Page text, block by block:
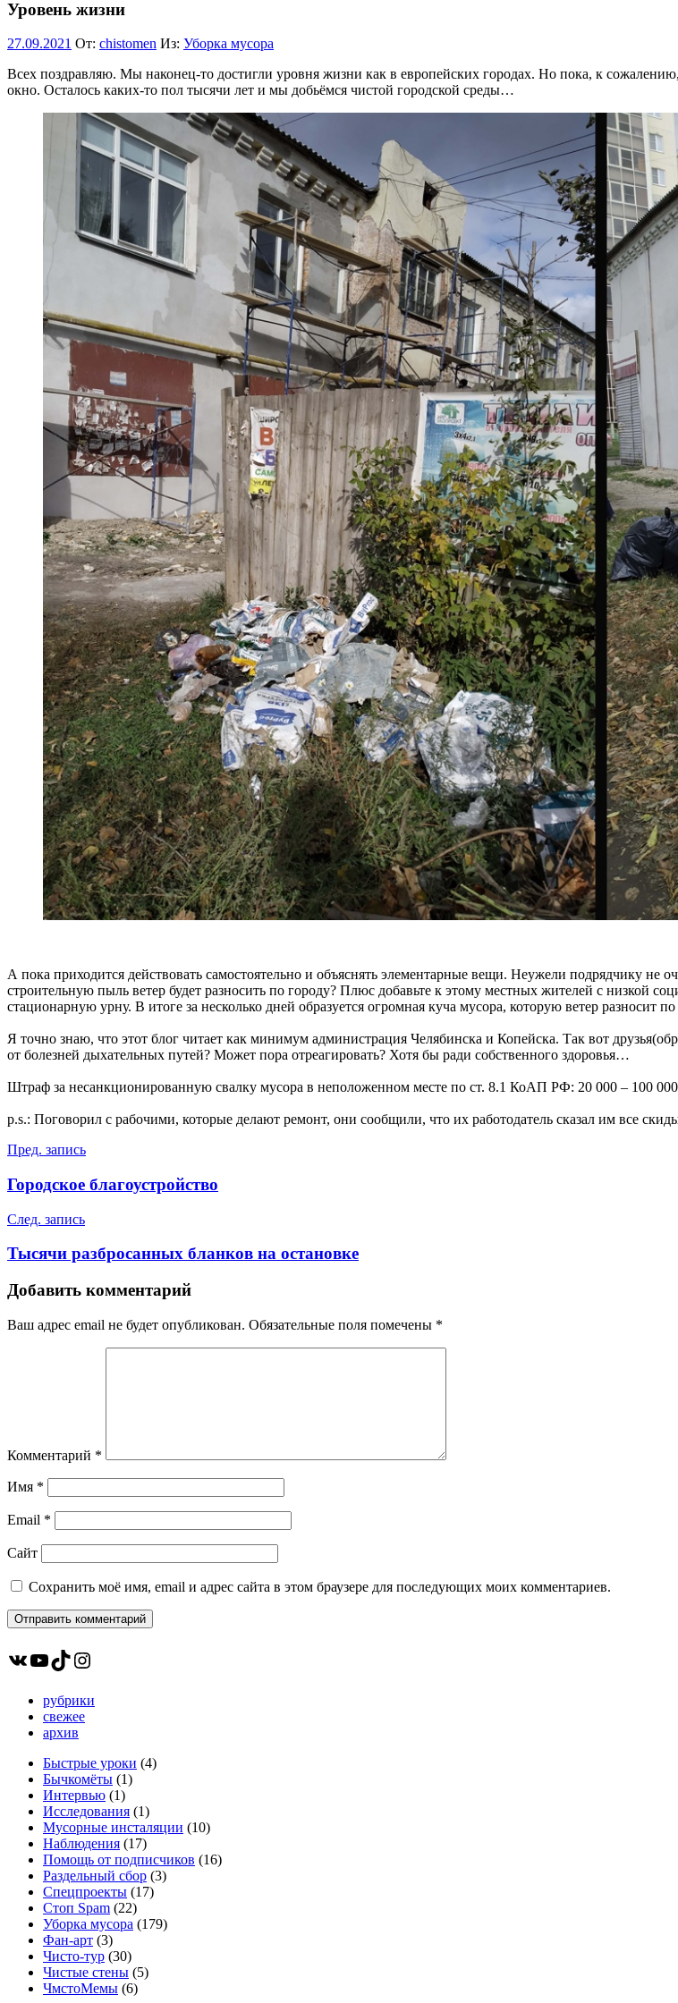
Уровень жизни
27.09.2021 От: chistomen Из: Уборка мусора
Всех поздравляю. Мы наконец-то достигли уровня жизни как в европейских городах. Но пока, к
окно. Осталось каких-то пол тысячи лет и мы добьёмся чистой городской среды…
А пока приходится действовать самостоятельно и объяснять элементарные вещи. Неужели подрядчику не
строительную пыль ветер будет разносить по городу? Плюс добавьте к этому местных жителей с низкой
стационарную урну. В итоге за несколько дней образуется огромная куча мусора, которую ветер разносит по
Я точно знаю, что этот блог читает как минимум администрация Челябинска и Копейска. Так вот
от болезней дыхательных путей? Может пора отреагировать? Хотя бы ради собственного здоровья…
Штраф за несанкционированную свалку мусора в неположенном месте по ст. 8.1 КоАП РФ: 20 000 – 100
p.s.: Поговорил с рабочими, которые делают ремонт, они сообщили, что их работодатель сказал им все
Навигация
по
записям
Пред. запись
Городское благоустройство
След. запись
Тысячи разбросанных бланков на остановке
Добавить комментарий
Ваш адрес email не будет опубликован. Обязательные поля помечены *
Комментарий *
Имя *
Email *
Сайт
Сохранить моё имя, email и адрес сайта в этом браузере для последующих моих комментариев.
ВКонтакте
YouTube
TikTokInstagram
рубрики
свежее
архив
Быстрые уроки (4)
Бычкомёты (1)
Интервью (1)
Исследования (1)
Мусорные инсталяции (10)
Наблюдения (17)
Помощь от подписчиков (16)
Раздельный сбор (3)
Спецпроекты (17)
Стоп Spam (22)
Уборка мусора (179)
Фан-арт (3)
Чисто-тур (30)
Чистые стены (5)
ЧмстоМемы (6)